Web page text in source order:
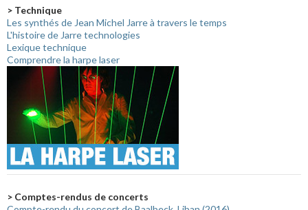
> Technique
Les synthés de Jean Michel Jarre à travers le temps
L'histoire de Jarre technologies
Lexique technique
Comprendre la harpe laser
> Comptes-rendus de concerts